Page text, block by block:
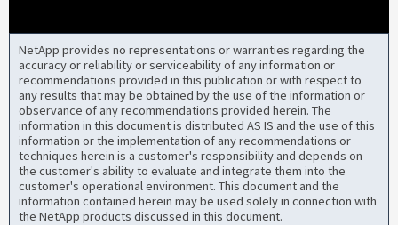
NetApp provides no representations or warranties regarding the
accuracy or reliability or serviceability of any information or
recommendations provided in this publication or with respect to
any results that may be obtained by the use of the information or
observance of any recommendations provided herein. The
information in this document is distributed AS IS and the use of this
information or the implementation of any recommendations or
techniques herein is a customer's responsibility and depends on
the customer's ability to evaluate and integrate them into the
customer's operational environment. This document and the
information contained herein may be used solely in connection with
the NetApp products discussed in this document.